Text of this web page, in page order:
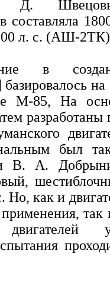
А. Д.
составляла
л. с. (АШ-
в
базировалось на
М-85, На
разработаны
был
В. А.
как и
так